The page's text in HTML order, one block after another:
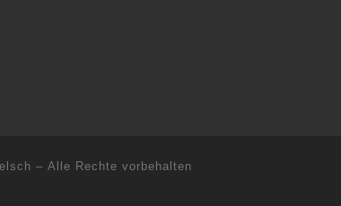
– Alle Rechte vorbehalten